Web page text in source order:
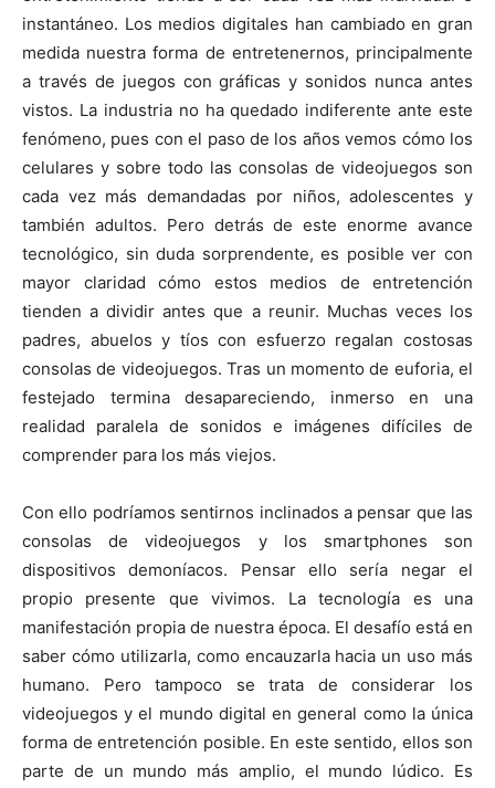
instantáneo. Los medios digitales han cambiado en gran
medida nuestra forma de entretenernos, principalmente
a través de juegos con gráficas y sonidos nunca antes
vistos. La industria no ha quedado indiferente ante este
fenómeno, pues con el paso de los años vemos cómo los
celulares y sobre todo las consolas de videojuegos son
cada vez más demandadas por niños, adolescentes y
también adultos. Pero detrás de este enorme avance
tecnológico, sin duda sorprendente, es posible ver con
mayor claridad cómo estos medios de entretención
tienden a dividir antes que a reunir. Muchas veces los
padres, abuelos y tíos con esfuerzo regalan costosas
consolas de videojuegos. Tras un momento de euforia, el
festejado termina desapareciendo, inmerso en una
realidad paralela de sonidos e imágenes difíciles de
comprender para los más viejos.
Con ello podríamos sentirnos inclinados a pensar que las
consolas de videojuegos y los smartphones son
dispositivos demoníacos. Pensar ello sería negar el
propio presente que vivimos. La tecnología es una
manifestación propia de nuestra época. El desafío está en
saber cómo utilizarla, como encauzarla hacia un uso más
humano. Pero tampoco se trata de considerar los
videojuegos y el mundo digital en general como la única
forma de entretención posible. En este sentido, ellos son
parte de un mundo más amplio, el mundo lúdico. Es